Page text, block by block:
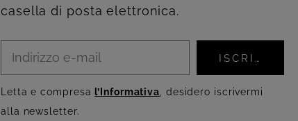
casella di posta elettronica.
ISCRIVITI
Letta e compresa l’Informativa , desidero iscrivermi
alla newsletter.